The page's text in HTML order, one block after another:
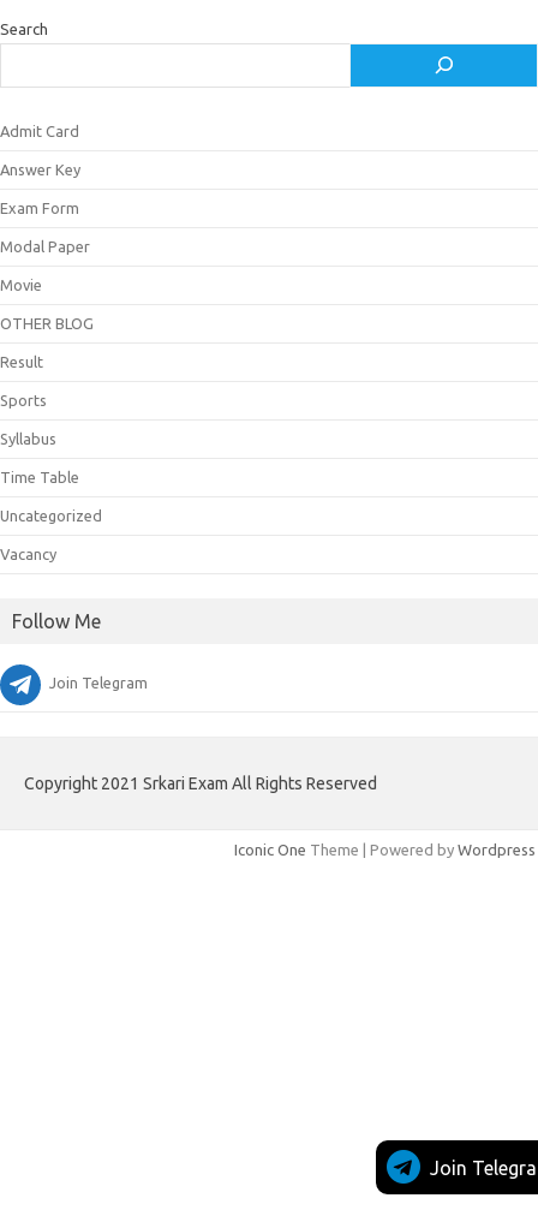
Search
Admit Card
Answer Key
Exam Form
Modal Paper
Movie
OTHER BLOG
Result
Sports
Syllabus
Time Table
Uncategorized
Vacancy
Follow Me
Join Telegram
Join
Copyright 2021 Srkari Exam All Rights Reserved
Iconic One Theme | Powered by Wordpress